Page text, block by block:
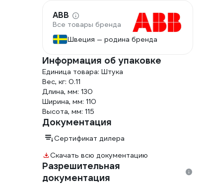
ABB
Все товары бренда
Швеция — родина бренда
Информация об упаковке
Единица товара: Штука
Вес, кг: 0.11
Длина, мм: 130
Ширина, мм: 110
Высота, мм: 115
Документация
Сертификат дилера
Скачать всю документацию
Разрешительная
документация